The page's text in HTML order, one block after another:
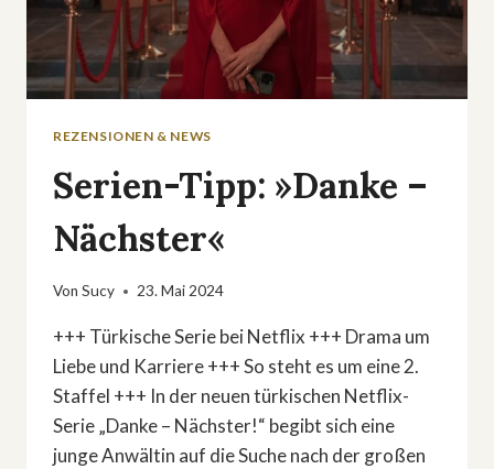
REZENSIONEN & NEWS
Serien-Tipp: »Danke –
Nächster«
Von Sucy 23. Mai 2024
+++ Türkische Serie bei Netflix +++ Drama um
Liebe und Karriere +++ So steht es um eine 2.
Staffel +++ In der neuen türkischen Netflix-
Serie „Danke – Nächster!“ begibt sich eine
junge Anwältin auf die Suche nach der großen